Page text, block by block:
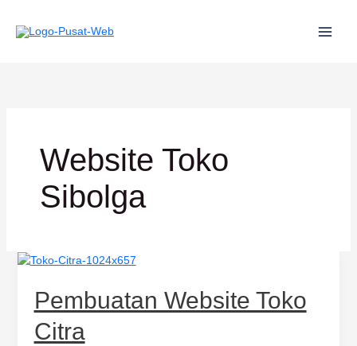
konten
Website Toko
Sibolga
Pembuatan Website Toko
Citra
Pembuatan
Toko
Citra